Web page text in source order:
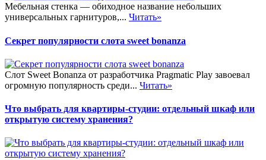
Мебельная стенка — обиходное название небольших
универсальных гарнитуров,... Читать»
Секрет популярности слота sweet bonanza
Слот Sweet Bonanza от разработчика Pragmatic Play завоевал
огромную популярность среди... Читать»
Что выбрать для квартиры-студии: отдельный шкаф или
открытую систему хранения?